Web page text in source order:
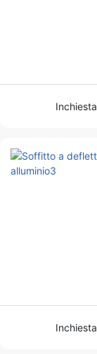
Inchiesta
Inchiesta